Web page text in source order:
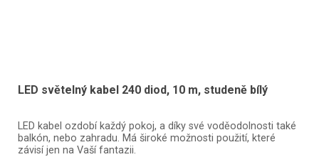
LED světelný kabel 240 diod, 10 m, studeně bílý
LED kabel ozdobí každý pokoj, a díky své voděodolnosti také
balkón, nebo zahradu. Má široké možnosti použití, které
závisí jen na Vaší fantazii.